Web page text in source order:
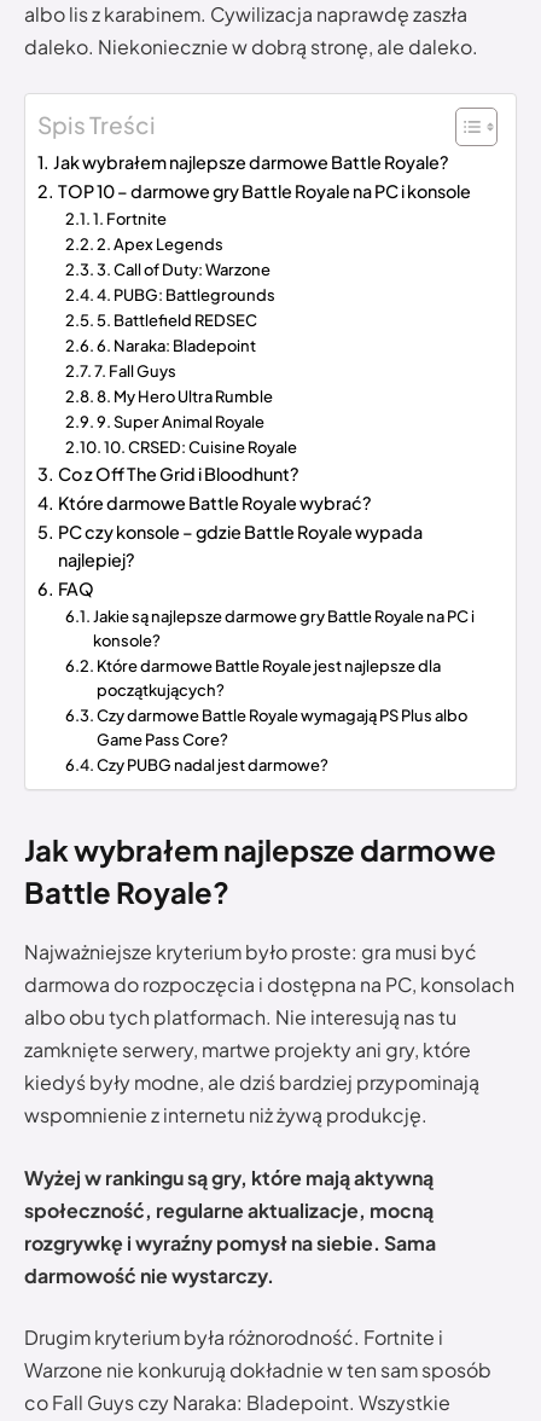
albo lis z karabinem. Cywilizacja naprawdę zaszła
daleko. Niekoniecznie w dobrą stronę, ale daleko.
Spis Treści
Jak wybrałem najlepsze darmowe Battle Royale?
TOP 10 – darmowe gry Battle Royale na PC i konsole
1. Fortnite
2. Apex Legends
3. Call of Duty: Warzone
4. PUBG: Battlegrounds
5. Battlefield REDSEC
6. Naraka: Bladepoint
7. Fall Guys
8. My Hero Ultra Rumble
9. Super Animal Royale
10. CRSED: Cuisine Royale
Co z Off The Grid i Bloodhunt?
Które darmowe Battle Royale wybrać?
PC czy konsole – gdzie Battle Royale wypada
najlepiej?
FAQ
Jakie są najlepsze darmowe gry Battle Royale na PC i
konsole?
Które darmowe Battle Royale jest najlepsze dla
początkujących?
Czy darmowe Battle Royale wymagają PS Plus albo
Game Pass Core?
Czy PUBG nadal jest darmowe?
Jak wybrałem najlepsze darmowe
Battle Royale?
Najważniejsze kryterium było proste: gra musi być
darmowa do rozpoczęcia i dostępna na PC, konsolach
albo obu tych platformach. Nie interesują nas tu
zamknięte serwery, martwe projekty ani gry, które
kiedyś były modne, ale dziś bardziej przypominają
wspomnienie z internetu niż żywą produkcję.
Wyżej w rankingu są gry, które mają aktywną
społeczność, regularne aktualizacje, mocną
rozgrywkę i wyraźny pomysł na siebie. Sama
darmowość nie wystarczy.
Drugim kryterium była różnorodność. Fortnite i
Warzone nie konkurują dokładnie w ten sam sposób
co Fall Guys czy Naraka: Bladepoint. Wszystkie